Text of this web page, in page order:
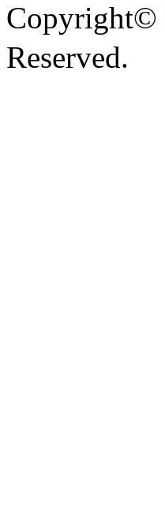
Copyright©
Reserved.